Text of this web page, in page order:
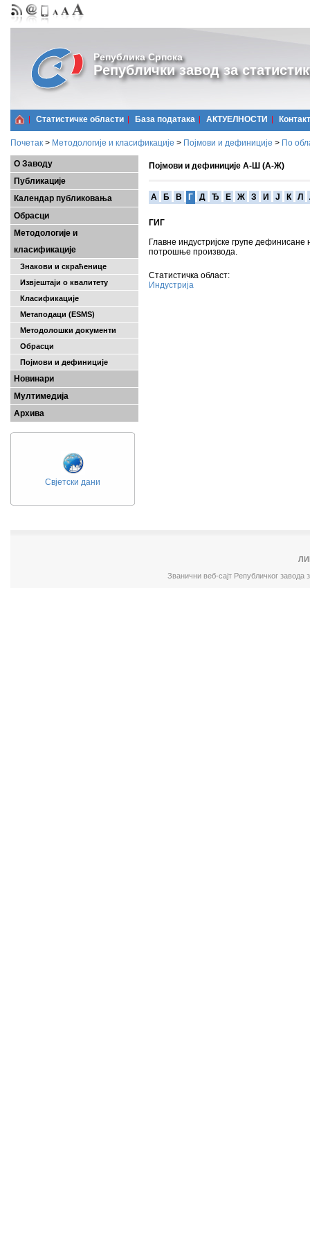
Република Српска
Републички завод за
Статистичке области Базa података АКТУЕЛНОСТИ Контакт
Почетак > Методологије и класификације > Појмови и дефиниције > По
О Заводу
Публикације
Календар публиковања
Обрасци
Методологије и
класификације
Знакови и скраћенице
Извјештаји о квалитету
Класификације
Метаподаци (ESMS)
Методолошки документи
Обрасци
Појмови и дефиниције
Новинари
Мултимедија
Архива
Свјетски дани
Појмови и дефиниције А-Ш (А-Ж)
A Б В Г Д Ђ Е Ж З И Ј К Л
ГИГ
Главне индустријске групе
потрошње производа.
Статистичка област:
Индустрија
Званични веб-сајт Републичког